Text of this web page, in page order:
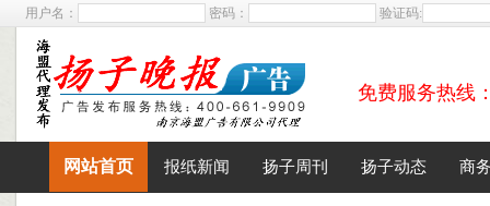
用户名： 密码： 验证码:
免费服务热线
网站首页 报纸新闻 扬子周刊 扬子动态 商